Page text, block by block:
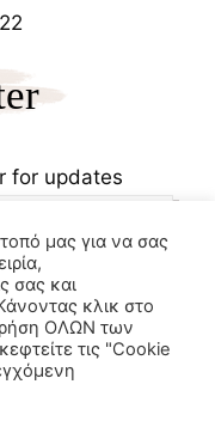
for updates
μας για να σας
σας και
κλικ στο
ΟΛΩΝ των
τις "Cookie